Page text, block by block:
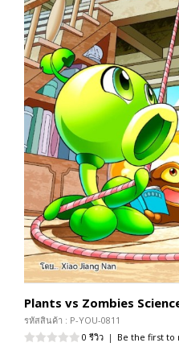
Plants vs Zombies
รหัสสินค้า : P-YOU-0811
0 รีวิว | Be the first to